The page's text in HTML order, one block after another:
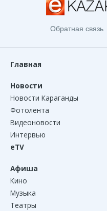
Обратная связь
Главная
Новости
Новости Караганды
Фотолента
Видеоновости
Интервью
eTV
Афиша
Кино
Музыка
Театры